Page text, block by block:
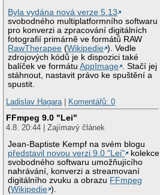
Byla vydána nová verze 5.13
svobodného multiplatformního softwaru
pro konverzi a zpracování digitálních
fotografií primárně ve formátů RAW
RawTherapee (Wikipedie ). Vedle
zdrojových kódů je k dispozici také
balíček ve formátuAppImage
. Stačí jej
stáhnout, nastavit právo ke spuštění a
spustit.
Ladislav Hagara| Komentářů: 0
FFmpeg 9.0 "Lei"
4.8. 20:44 | Zajímavý článek
Jean-Baptiste Kempf na svém blogu
představil novou verzi 9.0 "Lei"
kolekce
svobodného softwaru umožňujícího
nahrávání, konverzi a streamovaní
digitálního zvuku a obrazu FFmpeg
(Wikipedie ).